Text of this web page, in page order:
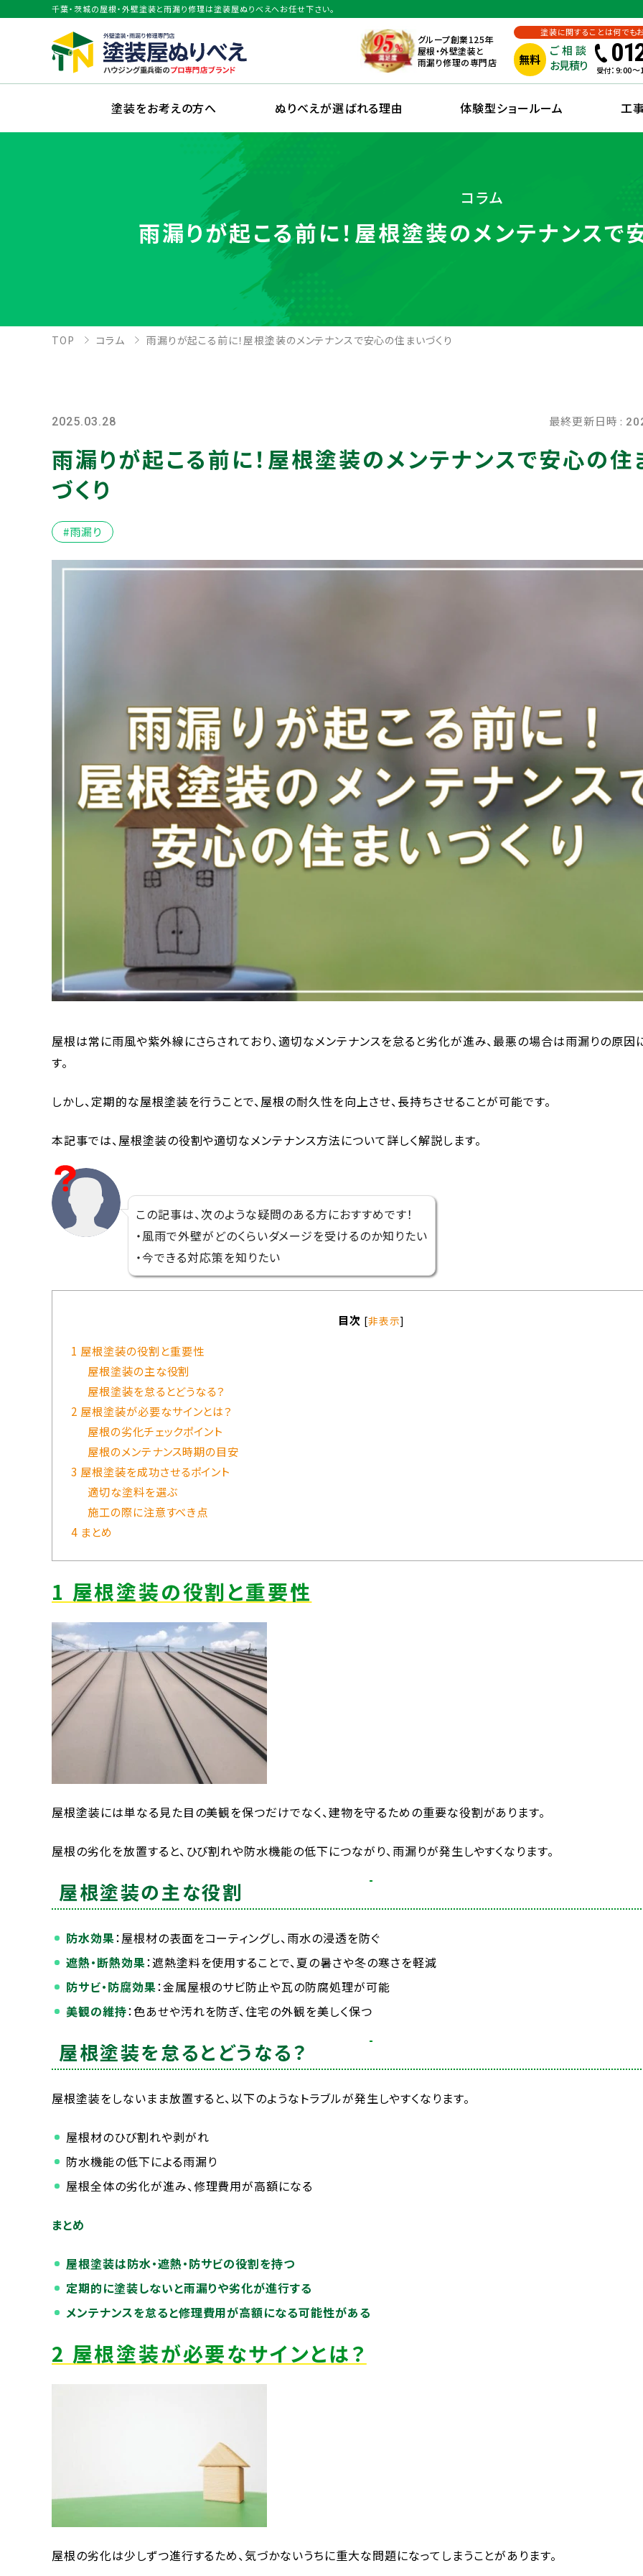
千葉・茨城の屋根・外壁塗装と雨漏り修理は塗装屋ぬりべえへお任せ下さい。
グループ創業125年
屋根・外壁塗装と
雨漏り修理の専門店
塗装に関することは何でも
無料
ご相談
お見積り
受付：9:00
塗装をお考えの方へ ぬりべえが選ばれる理由 体験型ショールーム 工
コラム
雨漏りが起こる前に！屋根塗装のメンテナンスで
TOP コラム 雨漏りが起こる前に！屋根塗装のメンテナンスで安心の住まいづくり
2025.03.28 最終更新日時 :
雨漏りが起こる前に！屋根塗装のメンテナンスで安心の住
づくり
#雨漏り
屋根は常に雨風や紫外線にさらされており、適切なメンテナンスを怠ると劣化が進み、最悪の場合は雨漏りの原因
す。
しかし、定期的な屋根塗装を行うことで、屋根の耐久性を向上させ、長持ちさせることが可能です。
本記事では、屋根塗装の役割や適切なメンテナンス方法について詳しく解説します。
この記事は、次のような疑問のある方におすすめです！
・風雨で外壁がどのくらいダメージを受けるのか知りたい
・今できる対応策を知りたい
目次 [非表示]
1 屋根塗装の役割と重要性
屋根塗装の主な役割
屋根塗装を怠るとどうなる？
2 屋根塗装が必要なサインとは？
屋根の劣化チェックポイント
屋根のメンテナンス時期の目安
3 屋根塗装を成功させるポイント
適切な塗料を選ぶ
施工の際に注意すべき点
4 まとめ
1 屋根塗装の役割と重要性
屋根塗装には単なる見た目の美観を保つだけでなく、建物を守るための重要な役割があります。
屋根の劣化を放置すると、ひび割れや防水機能の低下につながり、雨漏りが発生しやすくなります。
屋根塗装の主な役割
防水効果：屋根材の表面をコーティングし、雨水の浸透を防ぐ
遮熱・断熱効果：遮熱塗料を使用することで、夏の暑さや冬の寒さを軽減
防サビ・防腐効果：金属屋根のサビ防止や瓦の防腐処理が可能
美観の維持：色あせや汚れを防ぎ、住宅の外観を美しく保つ
屋根塗装を怠るとどうなる？
屋根塗装をしないまま放置すると、以下のようなトラブルが発生しやすくなります。
屋根材のひび割れや剥がれ
防水機能の低下による雨漏り
屋根全体の劣化が進み、修理費用が高額になる
まとめ
屋根塗装は防水・遮熱・防サビの役割を持つ
定期的に塗装しないと雨漏りや劣化が進行する
メンテナンスを怠ると修理費用が高額になる可能性がある
2 屋根塗装が必要なサインとは？
屋根の劣化は少しずつ進行するため、気づかないうちに重大な問題になってしまうことがあります。